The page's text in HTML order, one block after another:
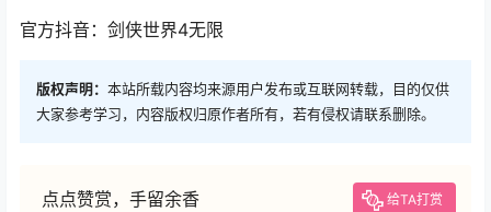
官方抖音：剑侠世界4无限
版权声明： 本站所载内容均来源用户发布或互联网转载，目的仅供
大家参考学习，内容版权归原作者所有，若有侵权请联系删除。
点点赞赏，手留余香 给TA打赏